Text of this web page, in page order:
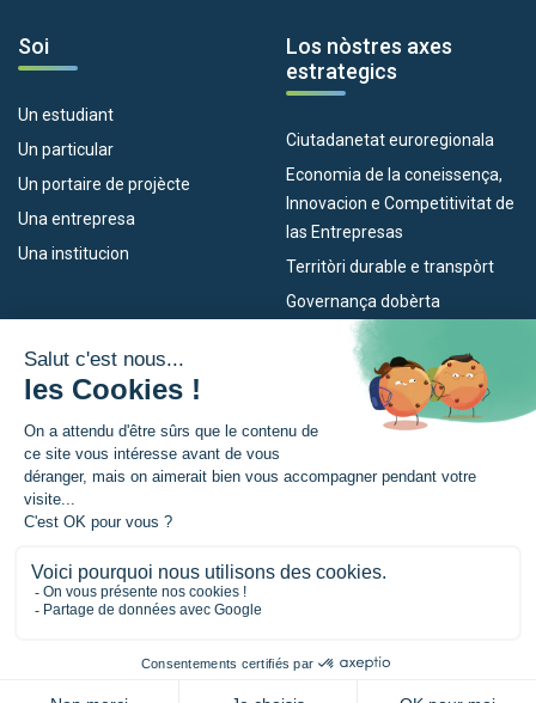
Soi
Un estudiant
Un particular
Un portaire de projècte
Una entrepresa
Una institucion
Los nòstres axes
estrategics
Ciutadanetat euroregionala
Economia de la coneissença,
Innovacion e Competitivitat de
las Entrepresas
Territòri durable e transpòrt
Governança dobèrta
Los nòstres dispositius
Empleo
Eskola Futura
TRANSFERMUGA-RREKIN
L’Euroregion
Qu’es l’Euroregion ?
Actualitats
© Euroregion Nouvelle-Aquitaine Euskadi Navarra |Mencions legalas